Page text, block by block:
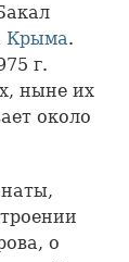
Крыма.
г.
ныне их
около
о